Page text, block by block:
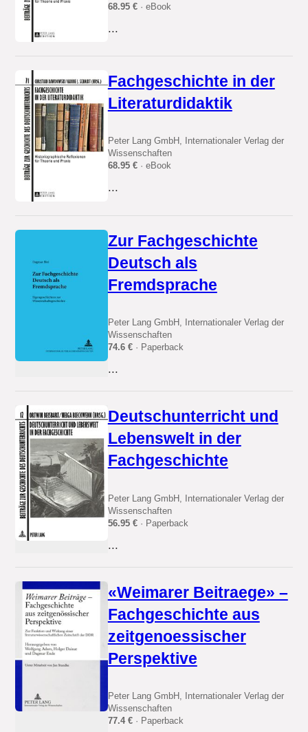
68.95 €· eBook
...
Fachgeschichte in der
Literaturdidaktik
Peter Lang GmbH, Internationaler Verlag der
Wissenschaften
68.95 €· eBook
...
Zur Fachgeschichte
Deutsch als
Fremdsprache
Peter Lang GmbH, Internationaler Verlag der
Wissenschaften
74.6 €· Paperback
...
Deutschunterricht und
Lebenswelt in der
Fachgeschichte
Peter Lang GmbH, Internationaler Verlag der
Wissenschaften
56.95 €· Paperback
...
«Weimarer Beitraege» –
Fachgeschichte aus
zeitgenoessischer
Perspektive
Peter Lang GmbH, Internationaler Verlag der
Wissenschaften
77.4 €· Paperback